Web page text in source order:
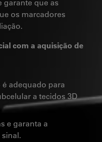
os marcadores
com a aquisição de
é adequado para
a tecidos 3D
e garanta a